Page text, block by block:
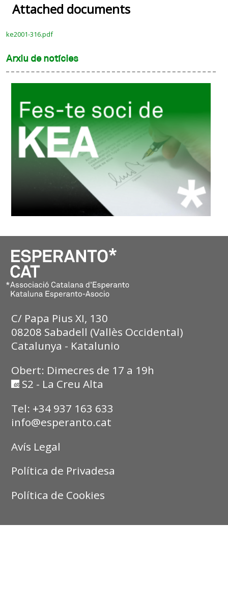
Attached documents
ke2001-316.pdf
Arxiu de notícies
C/ Papa Pius XI, 130
08208 Sabadell (Vallès Occidental)
Catalunya - Katalunio
Obert: Dimecres de 17 a 19h
S2 - La Creu Alta
Tel: +34 937 163 633
info@esperanto.cat
Avís Legal
Política de Privadesa
Política de Cookies